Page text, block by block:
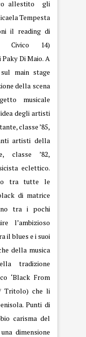
allestito gli
Tempesta
il reading di
Civico 14)
Di Maio. A
main stage
della scena
musicale
degli artisti
classe ’85,
artisti della
classe ’82,
eclettico.
tra tutte le
di matrice
tra i pochi
l’ambizioso
il blues e i suoi
della musica
tradizione
‘Black From
Tritolo) che li
Punti di
carisma del
dimensione